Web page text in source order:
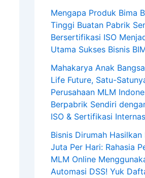
Mengapa Produk Bima
Tinggi Buatan Pabrik
Bersertifikasi ISO
Utama Sukses Bisnis
Mahakarya Anak
Life Future, Satu-
Perusahaan MLM
Berpabrik Sendiri
ISO & Sertifikasi
Bisnis Dirumah Hasilkan
Juta Per Hari: Rahasia
MLM Online
Automasi DSS! Yuk